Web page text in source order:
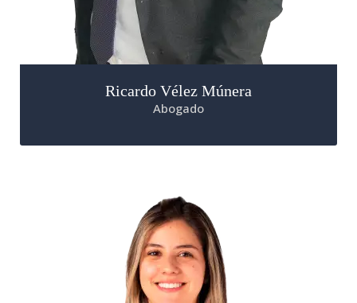
Ricardo Vélez Múnera
Abogado